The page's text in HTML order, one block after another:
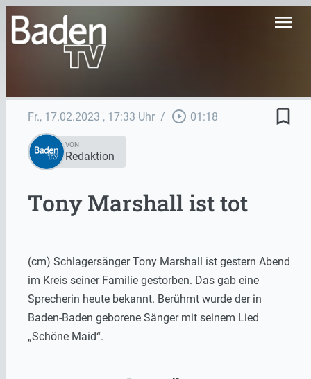
menu
Fr., 17.02.2023 , 17:33 Uhr / play_circle_outline 01:18 bookmark_border
VON
Redaktion
Tony Marshall ist tot
(cm) Schlagersänger Tony Marshall ist gestern Abend
im Kreis seiner Familie gestorben. Das gab eine
Sprecherin heute bekannt. Berühmt wurde der in
Baden-Baden geborene Sänger mit seinem Lied
„Schöne Maid“.